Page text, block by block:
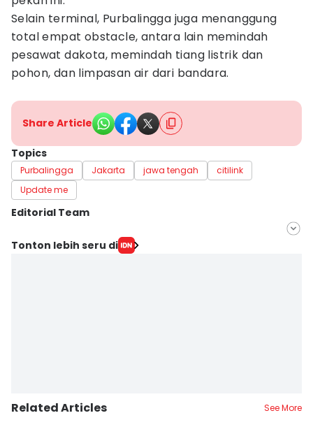
Selain terminal, Purbalingga juga menanggung
total empat obstacle, antara lain memindah
pesawat dakota, memindah tiang listrik dan
pohon, dan limpasan air dari bandara.
Share Article
Topics
Purbalingga Jakarta jawa tengah
citilink
Update me
Editorial Team
Editor
Tonton lebih seru di
Related Articles See More